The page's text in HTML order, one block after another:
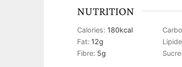
NUTRITION
Calories: 180kcal
Fat: 12g
Fibre: 5g Sucre: